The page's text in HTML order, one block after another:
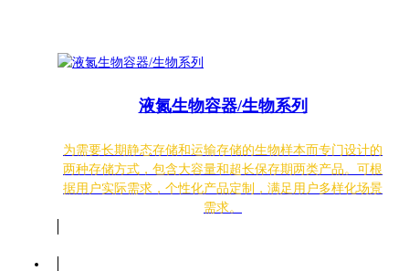
液氮生物容器/生物系列
为需要长期静态存储和运输存储的生物样本而专门设计的
两种存储方式，包含大容量和超长保存期两类产品。可根
据用户实际需求，个性化产品定制，满足用户多样化场景
需求。